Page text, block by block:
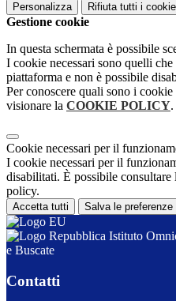
Personalizza Rifiuta tutti i
Gestione cookie
In questa schermata è possibile
I cookie necessari sono quelli
piattaforma e non è possibile
Per conoscere quali sono i
visionare la COOKIE POLICY.
Cookie necessari per il
I cookie necessari per il
disabilitati. È possibile
policy.
Accetta tutti Salva le preferenze
Istituto
e Buscate
Contatti